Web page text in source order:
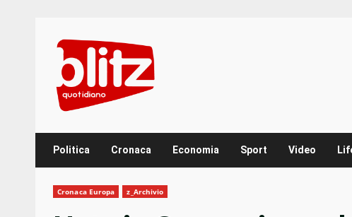
content
Politica Cronaca Economia Sport Video
Cronaca Europa z_Archivio